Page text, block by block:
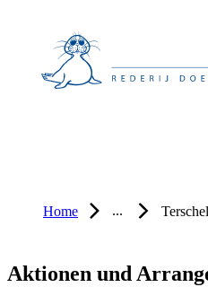
Overslaan
naar
hoofdnavigatie
Overslaan
naar
hoofdinhoud
Overslaan
naar
voettekstinhoud
Home ...
Aktionen und